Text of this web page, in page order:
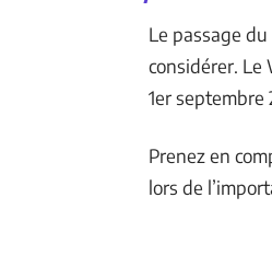
Le passage
considérer. Le
1er septembre
Prenez en
lors de